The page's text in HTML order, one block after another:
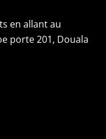
en allant au
porte 201, Douala